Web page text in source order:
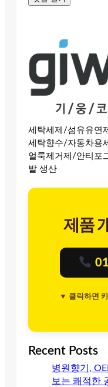
세탁세제/섬유유연
세탁향수/자동차용
얼룩제거제/안티포
발 생산
제품
▼ 클릭하면
Recent Posts
병원향기,
보는 쾌적한